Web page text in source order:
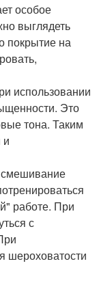
особое
выглядеть
покрытие на
использовании
Это
тона. Таким
и
работе. При
с
шероховатости